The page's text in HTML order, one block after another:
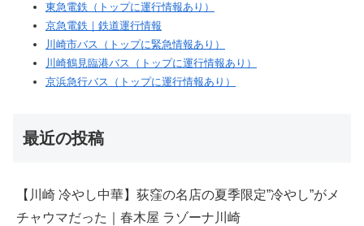
東急電鉄（トップに運行情報あり）
京急電鉄｜鉄道運行情報
川崎市バス（トップに緊急情報あり）
川崎鶴見臨港バス（トップに運行情報あり）
京浜急行バス（トップに運行情報あり）
最近の投稿
【川崎 冷やし中華】荻窪の名店の夏季限定”冷やし”がメ
チャウマだった｜春木屋 ラゾーナ川崎